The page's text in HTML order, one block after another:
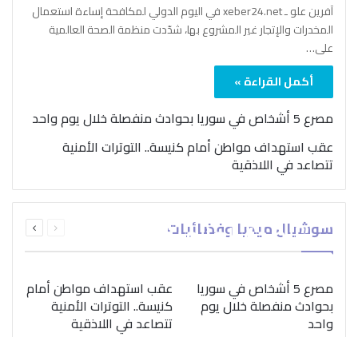
آفرين علو ـ xeber24.net في اليوم الدولي لمكافحة إساءة استعمال
المخدرات والإتجار غير المشروع بها، شدّدت منظمة الصحة العالمية
على…
أكمل القراءة »
مصرع 5 أشخاص في سوريا بحوادث منفصلة خلال يوم واحد
عقب استهداف مواطن أمام كنيسة.. التوترات الأمنية
تتصاعد في اللاذقية
سوشيال ميديا وفضائيات الصفحةالصفحة
بمناسبة اليوم الدولي..
“الصحة العالمية” تؤكد
ضرورة اتباع نهج متكامل
لمواجهة إدمان المخدرات
مصرع 5 أشخاص في سوريا
بحوادث منفصلة خلال يوم
واحد
عقب استهداف مواطن أمام
كنيسة.. التوترات الأمنية
تتصاعد في اللاذقية